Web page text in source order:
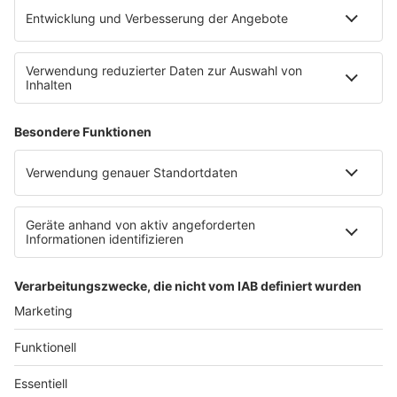
Ab acht Uhr findet am Samstag der
Neben den üblichen Ständen, die Obst, Gemüse und
Milchprodukte aus der Region verkaufen, gibt es am
Samstag auch eine Feuerstelle über der Stockbrot
gebacken werden kann. Auch Glühwein wird auf dem
Marktplatz in Brünen angeboten, genauso wie
Backwaren aus der Region.